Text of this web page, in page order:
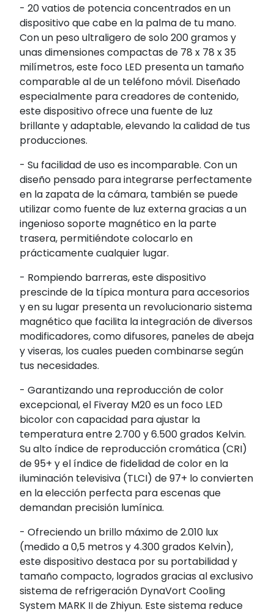
- 20 vatios de potencia concentrados en un
dispositivo que cabe en la palma de tu mano.
Con un peso ultraligero de solo 200 gramos y
unas dimensiones compactas de 78 x 78 x 35
milímetros, este foco LED presenta un tamaño
comparable al de un teléfono móvil. Diseñado
especialmente para creadores de contenido,
este dispositivo ofrece una fuente de luz
brillante y adaptable, elevando la calidad de tus
producciones.
- Su facilidad de uso es incomparable. Con un
diseño pensado para integrarse perfectamente
en la zapata de la cámara, también se puede
utilizar como fuente de luz externa gracias a un
ingenioso soporte magnético en la parte
trasera, permitiéndote colocarlo en
prácticamente cualquier lugar.
- Rompiendo barreras, este dispositivo
prescinde de la típica montura para accesorios
y en su lugar presenta un revolucionario sistema
magnético que facilita la integración de diversos
modificadores, como difusores, paneles de abeja
y viseras, los cuales pueden combinarse según
tus necesidades.
- Garantizando una reproducción de color
excepcional, el Fiveray M20 es un foco LED
bicolor con capacidad para ajustar la
temperatura entre 2.700 y 6.500 grados Kelvin.
Su alto índice de reproducción cromática (CRI)
de 95+ y el índice de fidelidad de color en la
iluminación televisiva (TLCI) de 97+ lo convierten
en la elección perfecta para escenas que
demandan precisión lumínica.
- Ofreciendo un brillo máximo de 2.010 lux
(medido a 0,5 metros y 4.300 grados Kelvin),
este dispositivo destaca por su portabilidad y
tamaño compacto, logrados gracias al exclusivo
sistema de refrigeración DynaVort Cooling
System MARK II de Zhiyun. Este sistema reduce